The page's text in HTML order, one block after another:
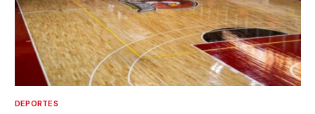
DEPORTES